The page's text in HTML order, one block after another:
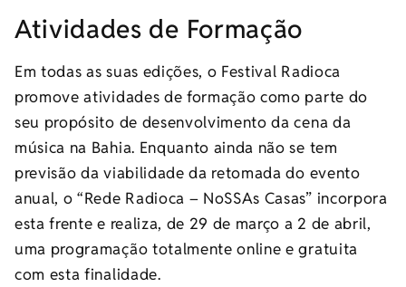
Atividades de Formação
Em todas as suas edições, o Festival Radioca
promove atividades de formação como parte do
seu propósito de desenvolvimento da cena da
música na Bahia. Enquanto ainda não se tem
previsão da viabilidade da retomada do evento
anual, o “Rede Radioca – NoSSAs Casas” incorpora
esta frente e realiza, de 29 de março a 2 de abril,
uma programação totalmente online e gratuita
com esta finalidade.